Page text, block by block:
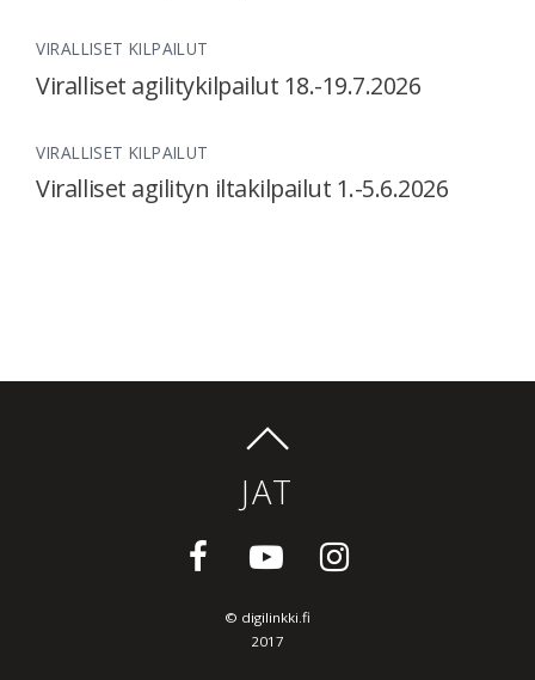
VIRALLISET KILPAILUT
Viralliset agilitykilpailut 18.-19.7.2026
VIRALLISET KILPAILUT
Viralliset agilityn iltakilpailut 1.-5.6.2026
JAT
© digilinkki.fi
2017